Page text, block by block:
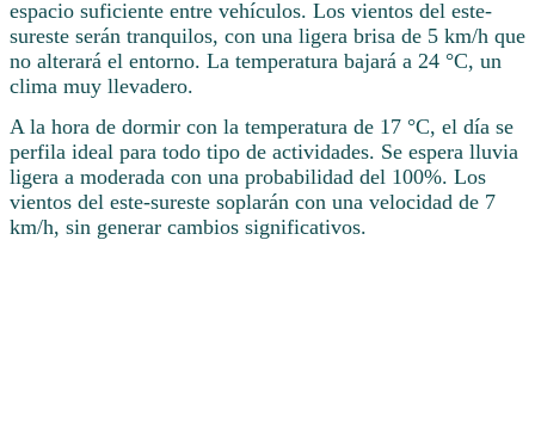
espacio suficiente entre vehículos. Los vientos del este-
sureste serán tranquilos, con una ligera brisa de 5 km/h que
no alterará el entorno. La temperatura bajará a 24 °C, un
clima muy llevadero.
A la hora de dormir con la temperatura de 17 °C, el día se
perfila ideal para todo tipo de actividades. Se espera lluvia
ligera a moderada con una probabilidad del 100%. Los
vientos del este-sureste soplarán con una velocidad de 7
km/h, sin generar cambios significativos.